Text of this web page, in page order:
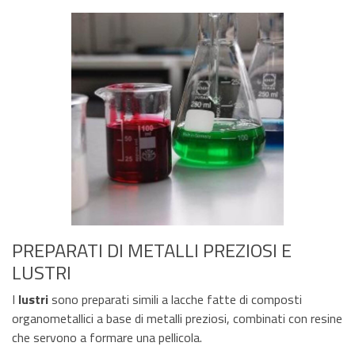
PREPARATI DI METALLI PREZIOSI E
LUSTRI
I lustrisono preparati simili a lacche fatte di composti
organometallici a base di metalli preziosi, combinati con resine
che servono a formare una pellicola.